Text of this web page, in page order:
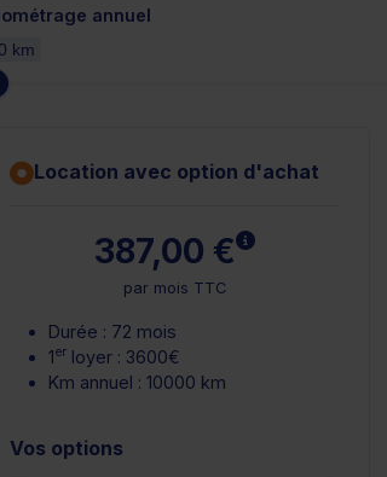
annuel
km
Location avec option d'achat
387,00 € En savoir plus
par mois TTC
Durée : 72 mois
1er loyer : 3600€
Km annuel : 10000 km
Vos options